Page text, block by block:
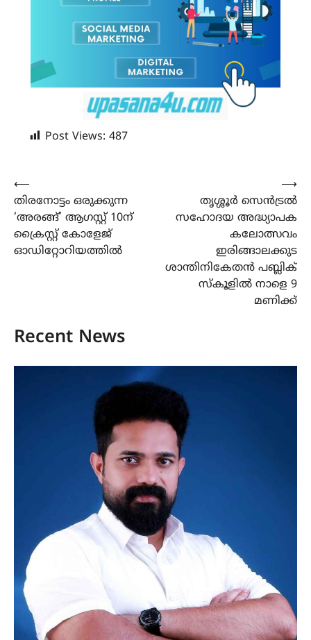
Post Views: 487
Post
navigation
⟵
തിരനോട്ടം ഒരുക്കുന്ന
‘അരങ്ങ്’ ആഗസ്റ്റ് 10ന്
ക്രൈസ്റ്റ് കോളേജ്
ഓഡിറ്റോറിയത്തിൽ
തൃശ്ശൂർ സെൻട്രൽ
സഹോദയ അദ്ധ്യാപക
കലോത്സവം
ഇരിങ്ങാലക്കുട
ശാന്തിനികേതൻ പബ്ലിക്
സ്കൂളിൽ നാളെ 9
മണിക്ക്
⟶
Recent News